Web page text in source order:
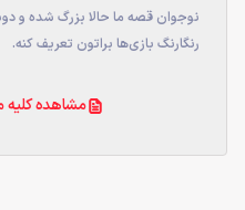
نوجوان قصه ما حالا بزرگ شده و
رنگارنگ بازی‌ها براتون تعریف کنه.
مشاهده کلیه